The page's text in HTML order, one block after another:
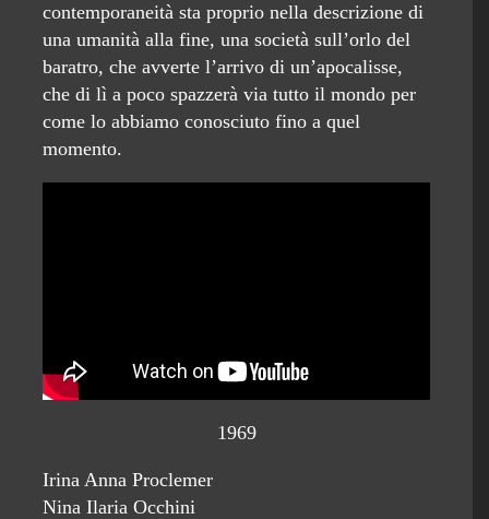
contemporaneità sta proprio nella descrizione di
una umanità alla fine, una società sull’orlo del
baratro, che avverte l’arrivo di un’apocalisse,
che di lì a poco spazzerà via tutto il mondo per
come lo abbiamo conosciuto fino a quel
momento.
1969
Irina Anna Proclemer
Nina Ilaria Occhini